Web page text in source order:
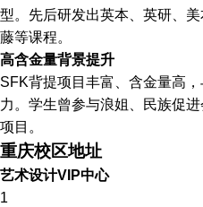
型。先后研发出英本、英研、
藤等课程。
高含金量背景提升
SFK背提项目丰富、含金量高
力。学生曾参与浪姐、民族促
项目。
重庆校区地址
艺术设计VIP中心
1